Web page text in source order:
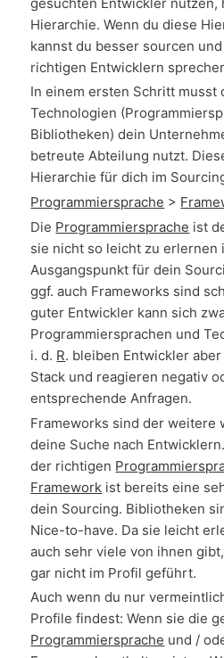
Hierarchie. Wenn du diese
kannst du besser sourcen
richtigen Entwicklern
In einem ersten Schritt musst
Technologien
Bibliotheken) dein
betreute Abteilung nutzt.
Hierarchie für dich im
Programmiersprache >
Die Programmiersprache ist
sie nicht so leicht zu erlernen
Ausgangspunkt für dein
ggf. auch Frameworks sind
guter Entwickler kann sich
Programmiersprachen und
i. d. R. bleiben Entwickler
Stack und reagieren negativ
entsprechende Anfragen.
Frameworks sind der weitere
deine Suche nach
der richtigen
Framework ist bereits eine
dein Sourcing. Bibliotheken
Nice-to-have. Da sie leicht
auch sehr viele von ihnen
gar nicht im Profil geführt.
Auch wenn du nur
Profile findest: Wenn sie die
Programmiersprache und /